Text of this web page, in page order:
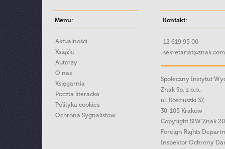
Menu:
Aktualności
Książki
Autorzy
O nas
Księgarnia
Poczta literacka
Polityka cookies
Ochrona Sygnalistow
Kontakt:
12 619 95 00
Społeczny Instytut
Znak Sp. z o.o.,
ul. Kościuszki 37,
30-105 Kraków
Copyright SIW Znak
Foreign Rights
Inspektor Ochrony